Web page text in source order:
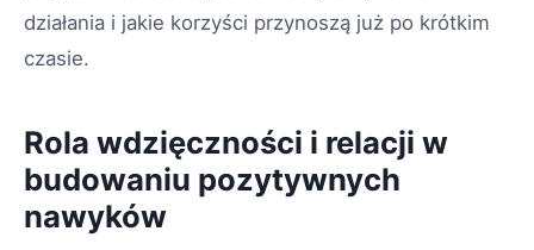
działania i jakie korzyści przynoszą już po krótkim
czasie.
Rola wdzięczności i relacji w
budowaniu pozytywnych
nawyków